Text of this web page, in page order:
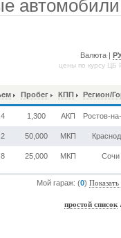
Валюта |
цены по курсу
Пробег КПП Регион/
1,300 АКП Ростов-
50,000 МКП
25,000 МКП Сочи
Мой гараж: (0)Показать
простой список